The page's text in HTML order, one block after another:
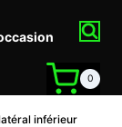
0
inférieur